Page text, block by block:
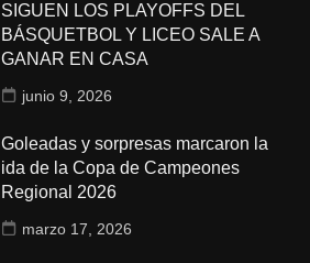
SIGUEN LOS PLAYOFFS DEL
BÁSQUETBOL Y LICEO SALE A
GANAR EN CASA
junio 9, 2026
Goleadas y sorpresas marcaron la
ida de la Copa de Campeones
Regional 2026
marzo 17, 2026